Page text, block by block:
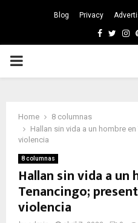
Blog Privacy
Facebook
PRIMARY
Home
8 columnas
Hallan sin vida a un hombre
violencia
8 columnas
Hallan sin vida a un
Tenancingo;
violencia